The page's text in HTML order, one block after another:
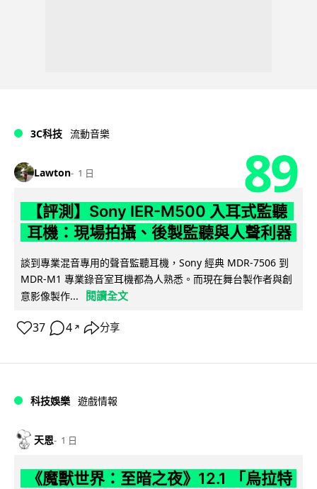
3C科技 流動音樂
Lawton 1 日 89
【評測】Sony IER-M500 入耳式監聽
耳機：現場拍攝、後製監聽與人聲利器
談到專業混音專用的聲音監聽耳機，Sony 經典 MDR-7506 到
MDR-M1 專業錄音室耳機都為人熟悉。而現在舞台製作者與創
意影像製作...
閱讀全文
37 4 ↗ 分享
科技娛樂 遊戲情報
天恩 1 日
《魔獸世界：至暗之夜》12.1 「烏拉特